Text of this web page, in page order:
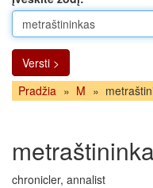
Versti >
Pradžia » M »
chronicler, annalist